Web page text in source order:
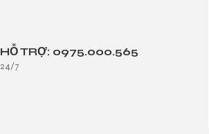
HỖ TRỢ: 0975.000.565
24/7